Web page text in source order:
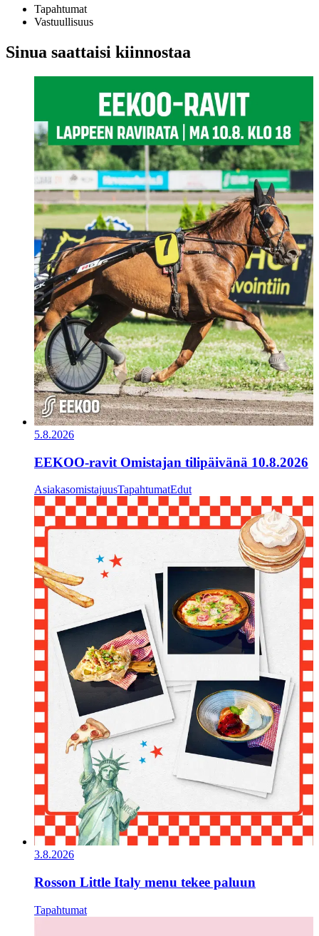
Tapahtumat
Vastuullisuus
Sinua saattaisi kiinnostaa
5.8.2026
EEKOO-ravit Omistajan tilipäivänä 10.8.2026
AsiakasomistajuusTapahtumatEdut
3.8.2026
Rosson Little Italy menu tekee paluun
Tapahtumat